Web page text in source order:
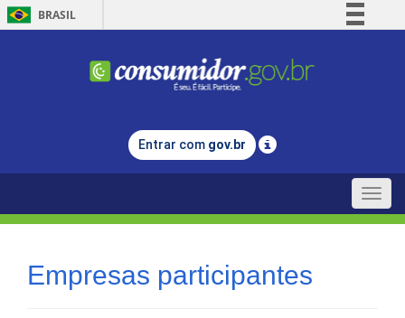
BRASIL
Comunica BR
Legislação
Entrar com gov.br
Toggle
Empresas participantes